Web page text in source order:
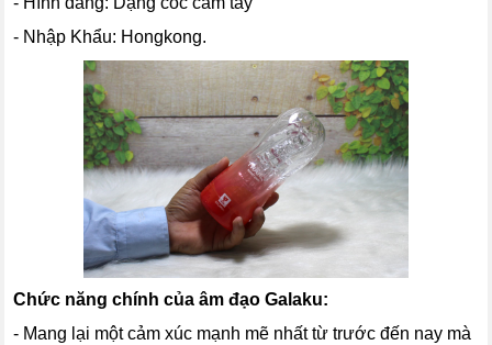
- Nhập Khẩu: Hongkong.
Chức năng chính của âm đạo Galaku:
- Mang lại một cảm xúc mạnh mẽ nhất từ trước đến nay mà